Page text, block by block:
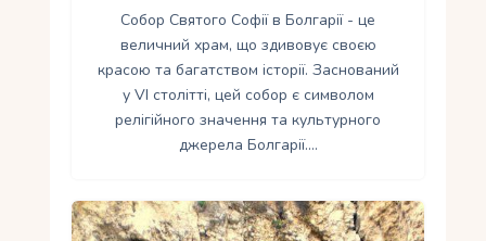
Собор Святого Софії в Болгарії - це
величний храм, що здивовує своєю
красою та багатством історії. Заснований
у VI столітті, цей собор є символом
релігійного значення та культурного
джерела Болгарії.…